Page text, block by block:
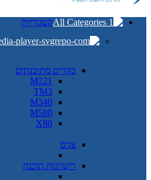
קטגוריות
בקרים מתוכנתים
M221
TM3
M340
M580
X80
צגים
רישיונות תוכנה